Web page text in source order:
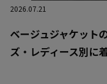
2026.07.21
ベージュジャケット
ズ・レディース別に